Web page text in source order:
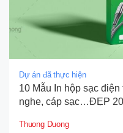
Dự án đã thực hiện
10 Mẫu In hộp sạc
nghe, cáp sạc…ĐẸP
Thuong Duong